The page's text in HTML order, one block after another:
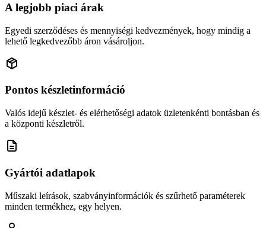
A legjobb piaci árak
Egyedi szerződéses és mennyiségi kedvezmények, hogy mindig a
lehető legkedvezőbb áron vásároljon.
Pontos készletinformáció
Valós idejű készlet- és elérhetőségi adatok üzletenkénti bontásban és
a központi készletről.
Gyártói adatlapok
Műszaki leírások, szabványinformációk és szűrhető paraméterek
minden termékhez, egy helyen.